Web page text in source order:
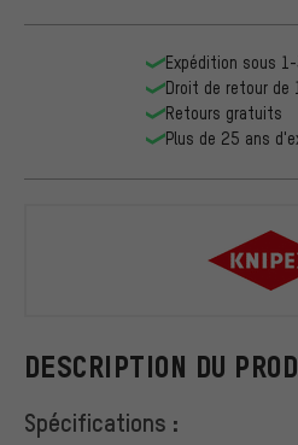
DESCRIPTION DU
Spécifications :
Expédition sous
Droit de retour de
Retours gratuits
Plus de 25 ans